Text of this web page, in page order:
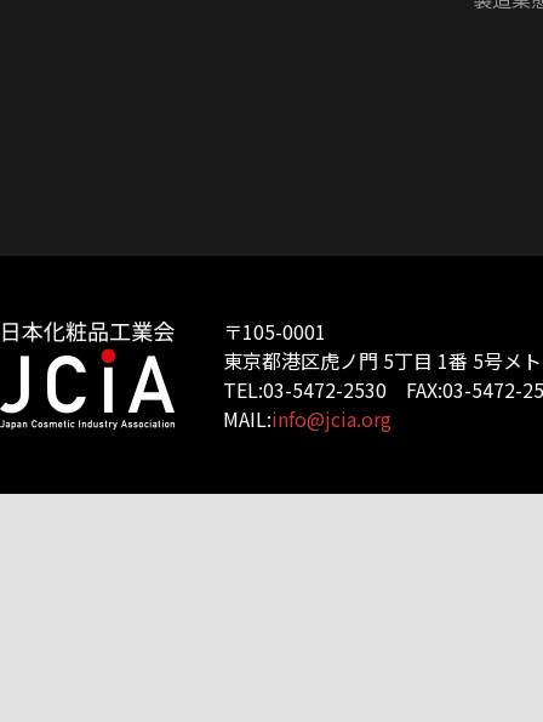
〒105-0001
東京都港区虎ノ門 5丁目 1番 5号メ
TEL:03-5472-2530 FAX:03-5472-
MAIL:info@jcia.org